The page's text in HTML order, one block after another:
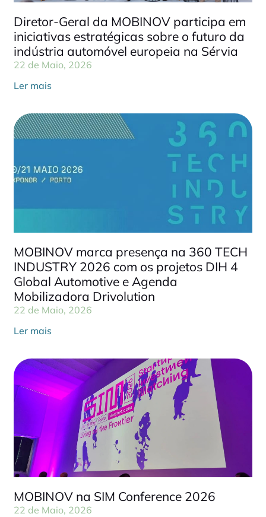
Diretor-Geral da MOBINOV participa em
iniciativas estratégicas sobre o futuro da
indústria automóvel europeia na Sérvia
22 de Maio, 2026
Ler mais
MOBINOV marca presença na 360 TECH
INDUSTRY 2026 com os projetos DIH 4
Global Automotive e Agenda
Mobilizadora Drivolution
22 de Maio, 2026
Ler mais
MOBINOV na SIM Conference 2026
22 de Maio, 2026